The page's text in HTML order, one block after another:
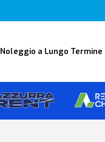
Noleggio a Lungo Termine